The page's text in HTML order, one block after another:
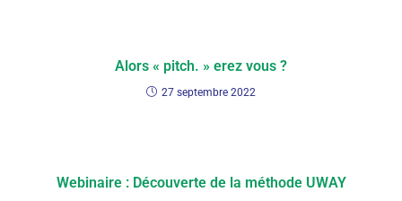
Alors « pitch. » erez vous ?
27 septembre 2022
Webinaire : Découverte de la méthode UWAY